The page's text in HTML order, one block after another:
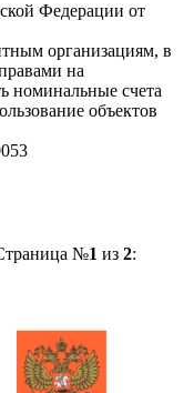
Федерации от
организациям, в
на
номинальные счета
объектов
№1 из 2: